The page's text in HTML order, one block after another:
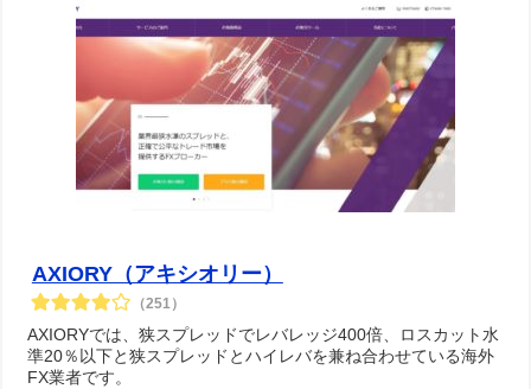
AXIORY（アキシオリー）
（251）
AXIORYでは、狭スプレッドでレバレッジ400倍、ロスカット水
準20％以下と狭スプレッドとハイレバを兼ね合わせている海外
FX業者です。